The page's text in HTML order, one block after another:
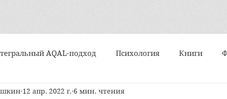
AQAL-подход Психология Книги
События Интервью
12 апр. 2022 г. 6 мин. чтения